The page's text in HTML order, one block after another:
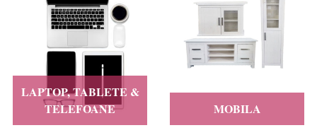
LAPTOP, TABLETE &
TELEFOANE
MOBILA